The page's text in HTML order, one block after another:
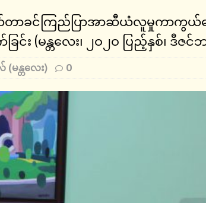
က်တာခင်ကြည်ပြာအာဆီယံလူမှုကာကွယ်
(မန္တလေး၊ ၂ဝ၂ဝ ပြည့်နှစ်၊ ဒီဇ
မန္တလေး) 0